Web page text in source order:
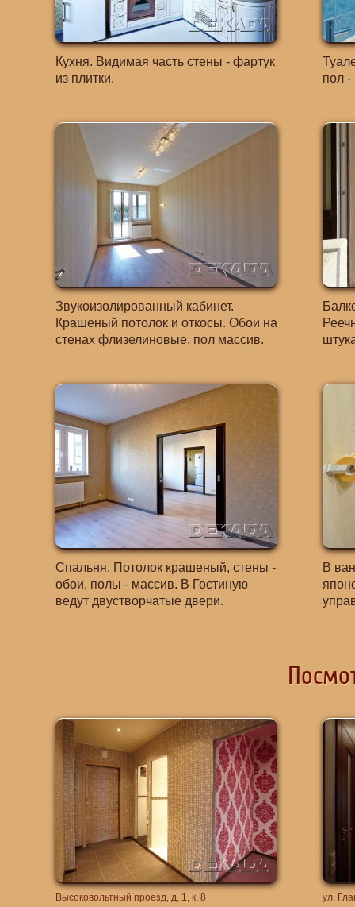
Кухня. Видимая часть стены - фартук
из плитки.
пол -
Звукоизолированный кабинет.
Крашеный потолок и откосы. Обои на
стенах флизелиновые, пол массив.
Спальня. Потолок крашеный, стены -
обои, полы - массив. В Гостиную
ведут двустворчатые двери.
В
Высоковольтный проезд, д. 1, к. 8 ул.